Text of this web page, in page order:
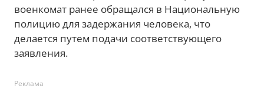
военкомат ранее обращался в Национальную
полицию для задержания человека, что
делается путем подачи соответствующего
заявления.
Реклама